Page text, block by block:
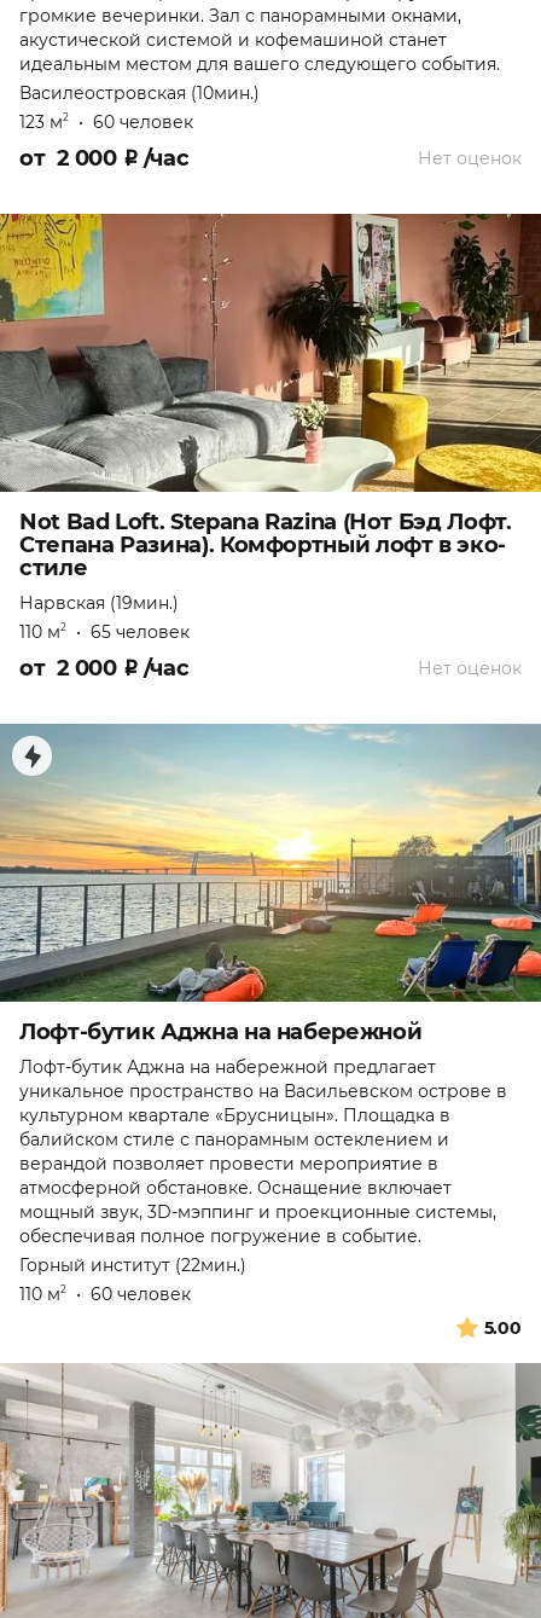
громкие вечеринки. Зал с панорамными окнами,
акустической системой и кофемашиной станет
идеальным местом для вашего следующего события.
Василеостровская (10мин.)
123 м2 • 60 человек
Нет оценок
от 2 000 ₽ /час
Not Bad Loft. Stepana Razina (Нот Бэд Лофт.
Степана Разина). Комфортный лофт в эко-
стиле
Нарвская (19мин.)
110 м2 • 65 человек
Нет оценок
от 2 000 ₽ /час
Лофт-бутик Аджна на набережной
Лофт-бутик Аджна на набережной предлагает
уникальное пространство на Васильевском острове в
культурном квартале «Брусницын». Площадка в
балийском стиле с панорамным остеклением и
верандой позволяет провести мероприятие в
атмосферной обстановке. Оснащение включает
мощный звук, 3D-мэппинг и проекционные системы,
обеспечивая полное погружение в событие.
Горный институт (22мин.)
110 м2 • 60 человек
5.00